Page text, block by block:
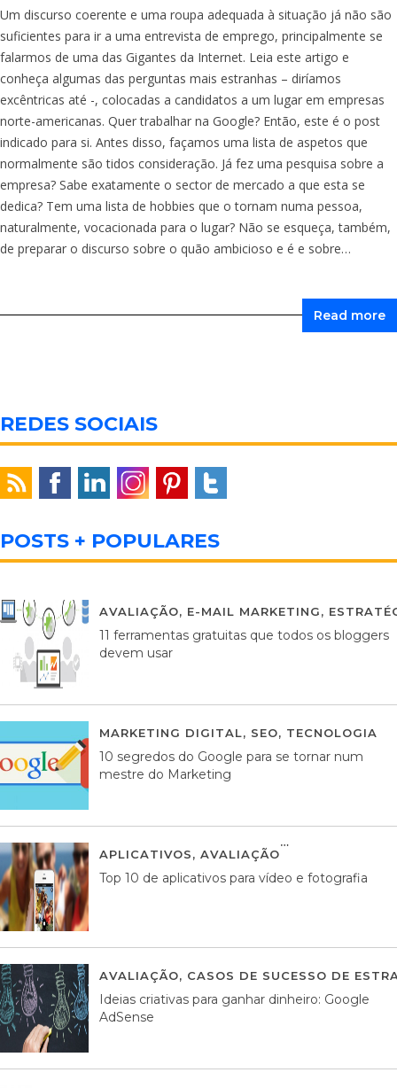
Um discurso coerente e uma roupa adequada à situação já não são
suficientes para ir a uma entrevista de emprego, principalmente se
falarmos de uma das Gigantes da Internet. Leia este artigo e
conheça algumas das perguntas mais estranhas – diríamos
excêntricas até -, colocadas a candidatos a um lugar em empresas
norte-americanas. Quer trabalhar na Google? Então, este é o post
indicado para si. Antes disso, façamos uma lista de aspetos que
normalmente são tidos consideração. Já fez uma pesquisa sobre a
empresa? Sabe exatamente o sector de mercado a que esta se
dedica? Tem uma lista de hobbies que o tornam numa pessoa,
naturalmente, vocacionada para o lugar? Não se esqueça, também,
de preparar o discurso sobre o quão ambicioso e é e sobre…
Read more
REDES SOCIAIS
POSTS + POPULARES
AVALIAÇÃO, E-MAIL MARKETING,
11 ferramentas gratuitas que todos os bloggers
devem usar
MARKETING DIGITAL, SEO, TECNOLOGIA
10 segredos do Google para se tornar num
mestre do Marketing
APLICATIVOS, AVALIAÇÃO
Top 10 de aplicativos para vídeo e fotografia
AVALIAÇÃO, CASOS DE SUCESSO DE
Ideias criativas para ganhar dinheiro: Google
AdSense